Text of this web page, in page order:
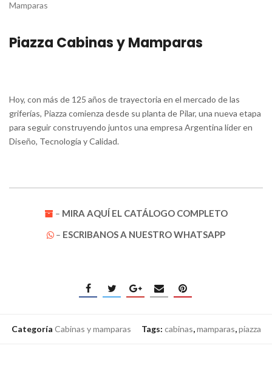
Mamparas
Piazza Cabinas y Mamparas
Hoy, con más de 125 años de trayectoria en el mercado de las
griferías, Piazza comienza desde su planta de Pilar, una nueva etapa
para seguir construyendo juntos una empresa Argentina líder en
Diseño, Tecnología y Calidad.
– MIRA AQUÍ EL CATÁLOGO COMPLETO
– ESCRIBANOSA NUESTRO WHATSAPP
Categoría Cabinas y mamparas Tags: cabinas,mamparas,piazza